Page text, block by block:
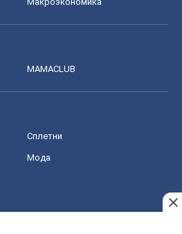
MAMACLUB
Сплетни
Мода